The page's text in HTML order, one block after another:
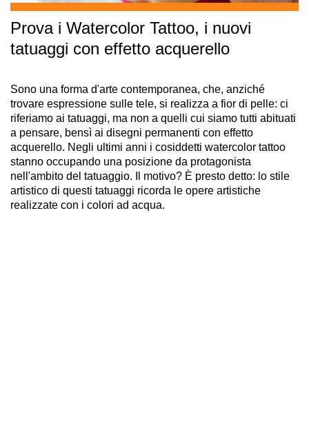
Prova i Watercolor Tattoo, i nuovi
tatuaggi con effetto acquerello
Sono una forma d'arte contemporanea, che, anziché
trovare espressione sulle tele, si realizza a fior di pelle: ci
riferiamo ai tatuaggi, ma non a quelli cui siamo tutti abituati
a pensare, bensì ai disegni permanenti con effetto
acquerello. Negli ultimi anni i cosiddetti watercolor tattoo
stanno occupando una posizione da protagonista
nell'ambito del tatuaggio. Il motivo? È presto detto: lo stile
artistico di questi tatuaggi ricorda le opere artistiche
realizzate con i colori ad acqua.